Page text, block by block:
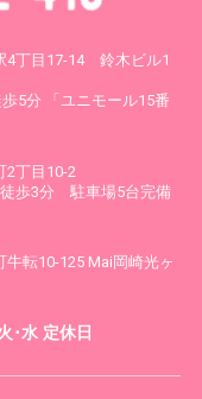
4丁目17-14 鈴木ビル1
5分 「ユニモール15番
丁目10-2
徒歩3分 駐車場5台完備
転10-125 Mai岡崎光ヶ
･水 定休日